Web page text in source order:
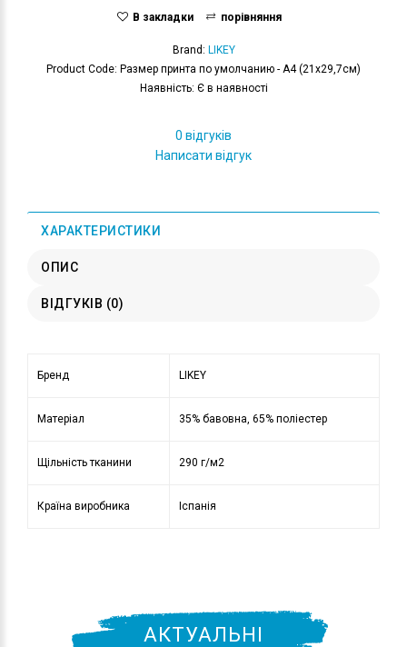
В закладки порівняння
Brand: LIKEY
Product Code: Размер принта по умолчанию - А4 (21x29,7см)
Наявність: Є в наявності
0 відгуків
Написати відгук
ХАРАКТЕРИСТИКИ
ОПИС
ВІДГУКІВ (0)
Бренд LIKEY
Матеріал 35% бавовна, 65% поліестер
Щільність тканини 290 г/м2
Країна виробника Іспанія
АКТУАЛЬНІ